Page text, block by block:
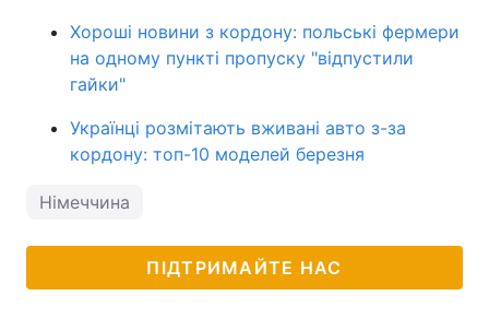
Хороші новини з кордону: польські фермери
на одному пункті пропуску "відпустили
гайки"
Українці розмітають вживані авто з-за
кордону: топ-10 моделей березня
Німеччина
ПІДТРИМАЙТЕ НАС